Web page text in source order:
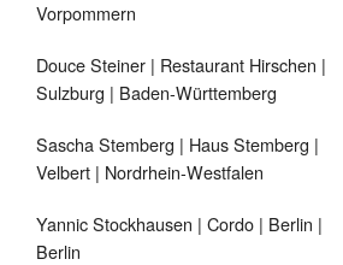
Vorpommern
Douce Steiner | Restaurant Hirschen |
Sulzburg | Baden-Württemberg
Sascha Stemberg | Haus Stemberg |
Velbert | Nordrhein-Westfalen
Yannic Stockhausen | Cordo | Berlin |
Berlin